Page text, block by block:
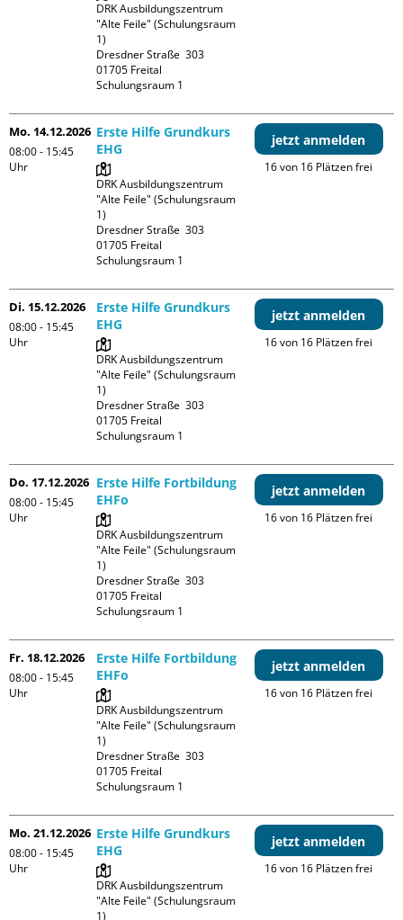
DRK Ausbildungszentrum
"Alte Feile" (Schulungsraum
1)
Dresdner Straße  303
01705 Freital
Schulungsraum 1
Mo. 14.12.2026
08:00 - 15:45
Uhr
Erste Hilfe Grundkurs
EHG
DRK Ausbildungszentrum
"Alte Feile" (Schulungsraum
1)
Dresdner Straße  303
01705 Freital
Schulungsraum 1
jetzt anmelden
16 von 16 Plätzen frei
Di. 15.12.2026
08:00 - 15:45
Uhr
Erste Hilfe Grundkurs
EHG
DRK Ausbildungszentrum
"Alte Feile" (Schulungsraum
1)
Dresdner Straße  303
01705 Freital
Schulungsraum 1
jetzt anmelden
16 von 16 Plätzen frei
Do. 17.12.2026
08:00 - 15:45
Uhr
Erste Hilfe Fortbildung
EHFo
DRK Ausbildungszentrum
"Alte Feile" (Schulungsraum
1)
Dresdner Straße  303
01705 Freital
Schulungsraum 1
jetzt anmelden
16 von 16 Plätzen frei
Fr. 18.12.2026
08:00 - 15:45
Uhr
Erste Hilfe Fortbildung
EHFo
DRK Ausbildungszentrum
"Alte Feile" (Schulungsraum
1)
Dresdner Straße  303
01705 Freital
Schulungsraum 1
jetzt anmelden
16 von 16 Plätzen frei
Mo. 21.12.2026
08:00 - 15:45
Uhr
Erste Hilfe Grundkurs
EHG
DRK Ausbildungszentrum
"Alte Feile" (Schulungsraum
1)
jetzt anmelden
16 von 16 Plätzen frei